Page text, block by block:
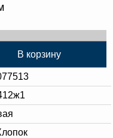
В корзину